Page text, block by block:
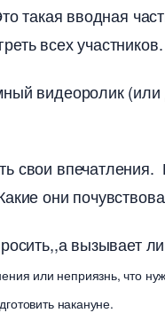
такая вводная
всех участников.
видеоролик
свои
они
вызывает
или неприязнь, что
накануне.